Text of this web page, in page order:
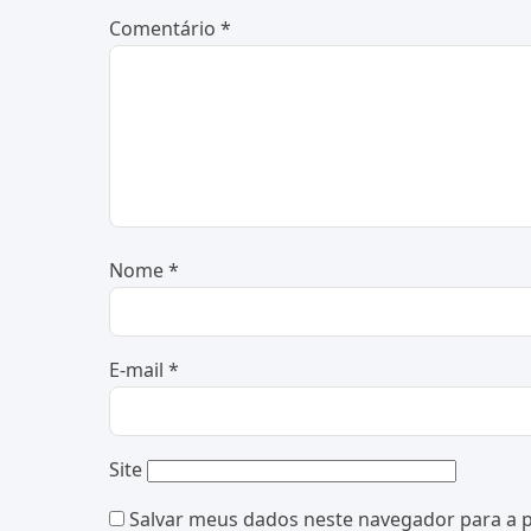
Comentário *
Nome*
E-mail *
Site
Salvar meus dados neste navegador para a